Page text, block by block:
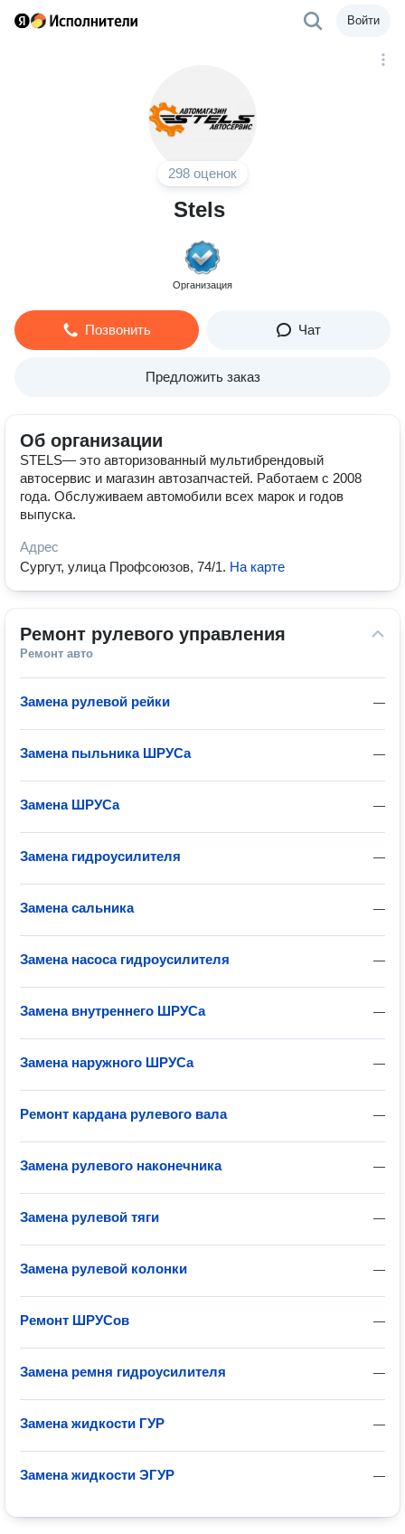
Войти
298 оценок
Stels
Организация
Позвонить Чат
Предложить заказ
Об организации
STELS— это авторизованный мультибрендовый
автосервис и магазин автозапчастей. Работаем с 2008
года. Обслуживаем автомобили всех марок и годов
выпуска.
Адрес
Сургут, улица Профсоюзов, 74/1. На карте
Ремонт рулевого управления
Ремонт авто
—
Замена рулевой рейки
—
Замена пыльника ШРУСа
—
Замена ШРУСа
—
Замена гидроусилителя
—
Замена сальника
—
Замена насоса гидроусилителя
—
Замена внутреннего ШРУСа
—
Замена наружного ШРУСа
—
Ремонт кардана рулевого вала
—
Замена рулевого наконечника
—
Замена рулевой тяги
—
Замена рулевой колонки
—
Ремонт ШРУСов
—
Замена ремня гидроусилителя
—
Замена жидкости ГУР
—
Замена жидкости ЭГУР